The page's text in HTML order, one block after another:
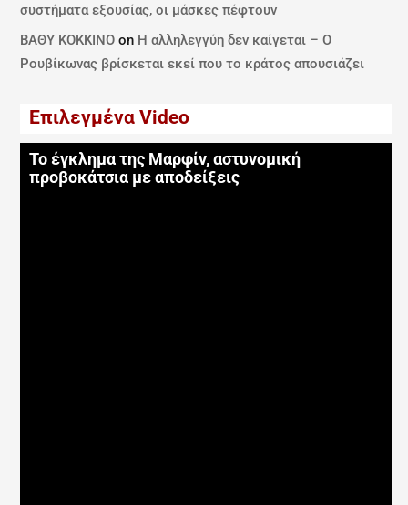
συστήματα εξουσίας, οι μάσκες πέφτουν
ΒΑΘΥ ΚΟΚΚΙΝΟ on Η αλληλεγγύη δεν καίγεται – Ο
Ρουβίκωνας βρίσκεται εκεί που το κράτος απουσιάζει
Επιλεγμένα Video
Το έγκλημα της Μαρφίν, αστυνομική
προβοκάτσια με αποδείξεις